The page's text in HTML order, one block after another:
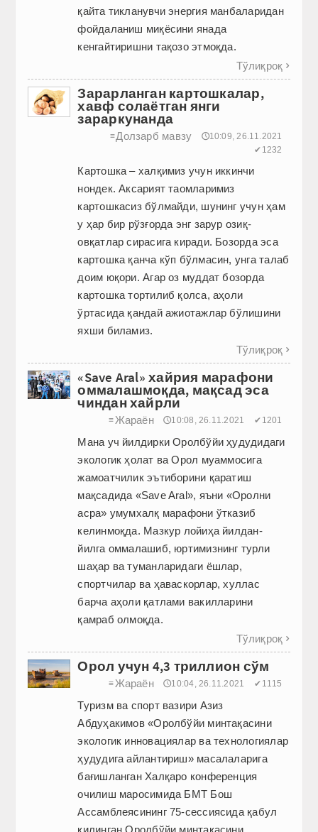
қайта тикланувчи энергия манбаларидан
фойдаланиш миқёсини янада
кенгайтиришни тақозо этмоқда.
Тўлиқроқ 
Зарарланган картошкалар,
хавф солаётган янги
зараркунанда
≡Долзарб мавзу
🕔10:09, 26.11.2021
✔1232
Картошка – халқимиз учун иккинчи
нондек. Аксарият таомларимиз
картошкасиз бўлмайди, шунинг учун ҳам
у ҳар бир рўзғорда энг зарур озиқ-
овқатлар сирасига киради. Бозорда эса
картошка қанча кўп бўлмасин, унга талаб
доим юқори. Агар оз муддат бозорда
картошка тортилиб қолса, аҳоли
ўртасида қандай ажиотажлар бўлишини
яхши биламиз.
Тўлиқроқ 
«Save Aral» хайрия марафони
оммалашмоқда, мақсад эса
чиндан хайрли
≡ Жараён 🕔10:08, 26.11.2021 ✔1201
Мана уч йилдирки Оролбўйи ҳудудидаги
экологик ҳолат ва Орол муаммосига
жамоатчилик эътиборини қаратиш
мақсадида «Save Aral», яъни «Oролни
асра» умумхалқ марафони ўтказиб
келинмоқда. Мазкур лойиҳа йилдан-
йилга оммалашиб, юртимизнинг турли
шаҳар ва туманларидаги ёшлар,
спортчилар ва ҳаваскорлар, хуллас
барча аҳоли қатлами вакилларини
қамраб олмоқда.
Тўлиқроқ 
Орол учун 4,3 триллион сўм
≡ Жараён 🕔10:04, 26.11.2021 ✔1115
Туризм ва спорт вазири Азиз
Абдуҳакимов «Оролбўйи минтақасини
экологик инновациялар ва технологиялар
ҳудудига айлантириш» масалаларига
бағишланган Халқаро конференция
очилиш маросимида БМТ Бош
Ассамблеясининг 75-сессиясида қабул
қилинган Оролбўйи минтақасини